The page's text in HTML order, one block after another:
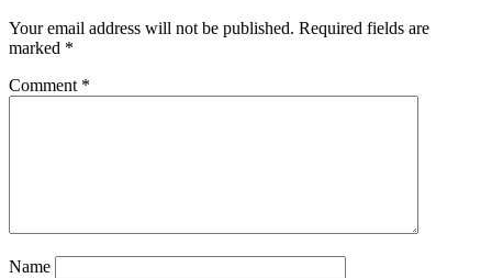
Your email address will not be published. Required fields are
marked *
Comment *
Name